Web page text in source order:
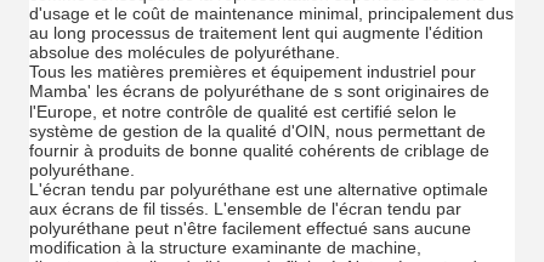
d'usage et le coût de maintenance minimal, principalement dus
au long processus de traitement lent qui augmente l'édition
absolue des molécules de polyuréthane.
Tous les matières premières et équipement industriel pour
Mamba' les écrans de polyuréthane de s sont originaires de
l'Europe, et notre contrôle de qualité est certifié selon le
système de gestion de la qualité d'OIN, nous permettant de
fournir à produits de bonne qualité cohérents de criblage de
polyuréthane.
L'écran tendu par polyuréthane est une alternative optimale
aux écrans de fil tissés. L'ensemble de l'écran tendu par
polyuréthane peut n'être facilement effectué sans aucune
modification à la structure examinante de machine,